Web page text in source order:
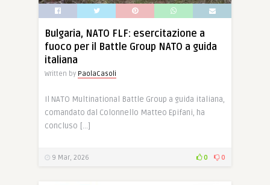
Bulgaria, NATO FLF: esercitazione a
fuoco per il Battle Group NATO a guida
italiana
Written by PaolaCasoli
Il NATO Multinational Battle Group a guida italiana,
comandato dal Colonnello Matteo Epifani, ha
concluso […]
9 Mar, 2026 0 0